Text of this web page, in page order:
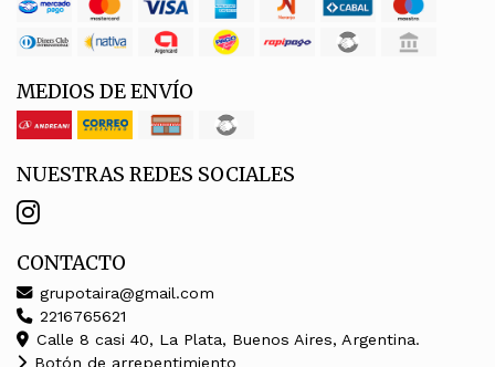
MEDIOS DE ENVÍO
NUESTRAS REDES SOCIALES
CONTACTO
grupotaira@gmail.com
2216765621
Calle 8 casi 40, La Plata, Buenos Aires, Argentina.
Botón de arrepentimiento